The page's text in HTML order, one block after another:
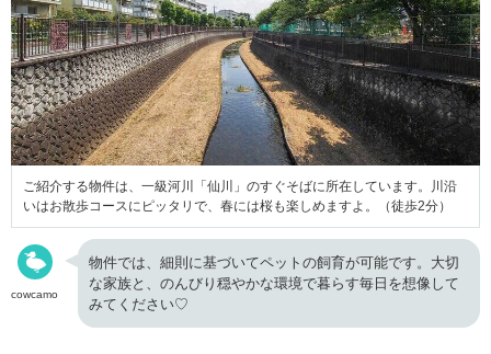
ご紹介する物件は、一級河川「仙川」のすぐそばに所在しています。川沿
いはお散歩コースにピッタリで、春には桜も楽しめますよ。（徒歩2分）
cowcamo
物件では、細則に基づいてペットの飼育が可能です。大切
な家族と、のんびり穏やかな環境で暮らす毎日を想像して
みてください♡